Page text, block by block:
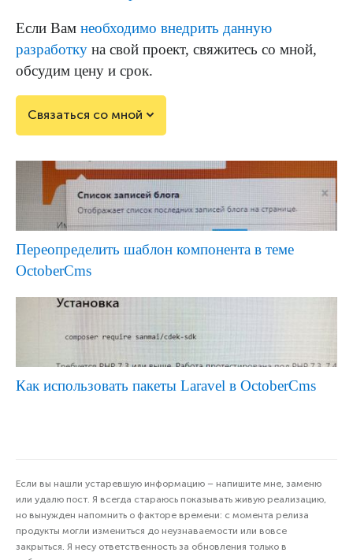
Если Вам необходимо внедрить данную
разработку на свой проект, свяжитесь со мной,
обсудим цену и срок.
Связаться со мной
Переопределить шаблон компонента в теме
OctoberCms
Как использовать пакеты Laravel в OctoberCms
Если вы нашли устаревшую информацию – напишите мне, заменю
или удалю пост. Я всегда стараюсь показывать живую реализацию,
но вынужден напомнить о факторе времени: с момента релиза
продукты могли измениться до неузнаваемости или вовсе
закрыться. Я несу ответственность за обновления только в